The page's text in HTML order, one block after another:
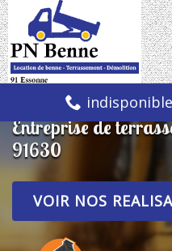
indisponible
Entreprise de
91630
VOIR NOS